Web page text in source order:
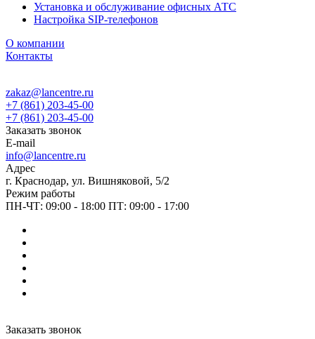
Установка и обслуживание офисных АТС
Настройка SIP-телефонов
О компании
Контакты
zakaz@lancentre.ru
+7 (861) 203-45-00
+7 (861) 203-45-00
Заказать звонок
E-mail
info@lancentre.ru
Адрес
г. Краснодар, ул. Вишняковой, 5/2
Режим работы
ПН-ЧТ: 09:00 - 18:00 ПТ: 09:00 - 17:00
Заказать звонок